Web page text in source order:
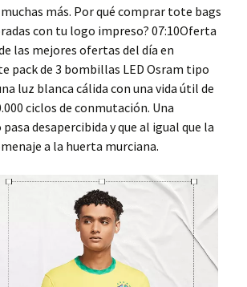
más. Por qué comprar tote bags
con tu logo impreso? 07:10Oferta
las mejores ofertas del día en
pack de 3 bombillas LED Osram tipo
luz blanca cálida con una vida útil de
ciclos de conmutación. Una
desapercibida y que al igual que la
a la huerta murciana.